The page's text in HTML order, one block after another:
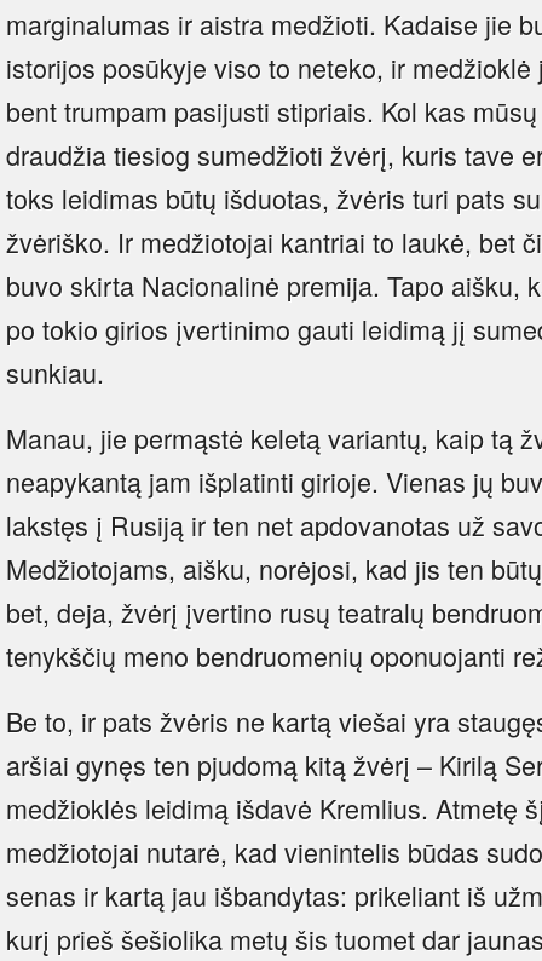
marginalumas ir aistra medžioti. Kadaise jie
istorijos posūkyje viso to neteko, ir
bent trumpam pasijusti stipriais. Kol kas
draudžia tiesiog sumedžioti žvėrį, kuris tave
toks leidimas būtų išduotas, žvėris turi pats
žvėriško. Ir medžiotojai kantriai to laukė, bet
buvo skirta Nacionalinė premija. Tapo aišku,
po tokio girios įvertinimo gauti leidimą jį
sunkiau.
Manau, jie permąstė keletą variantų, kaip tą
neapykantą jam išplatinti girioje. Vienas jų
lakstęs į Rusiją ir ten net apdovanotas už
Medžiotojams, aišku, norėjosi, kad jis ten
bet, deja, žvėrį įvertino rusų teatralų
tenykščių meno bendruomenių oponuojanti
Be to, ir pats žvėris ne kartą viešai yra
aršiai gynęs ten pjudomą kitą žvėrį – Kirilą
medžioklės leidimą išdavė Kremlius. Atmetę
medžiotojai nutarė, kad vienintelis būdas
senas ir kartą jau išbandytas: prikeliant iš
kurį prieš šešiolika metų šis tuomet dar